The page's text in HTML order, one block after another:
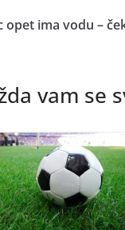
opet ima vodu –
vam se